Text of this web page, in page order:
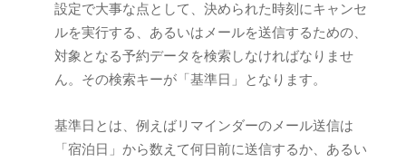
設定で大事な点として、決められた時刻にキャンセ
ルを実行する、あるいはメールを送信するための、
対象となる予約データを検索しなければなりませ
ん。その検索キーが「基準日」となります。
基準日とは、例えばリマインダーのメール送信は
「宿泊日」から数えて何日前に送信するか、あるい